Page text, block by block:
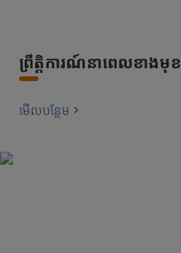
ព្រឹត្តិការណ៍នាពេលខាងមុខ
មើល​បន្ថែម